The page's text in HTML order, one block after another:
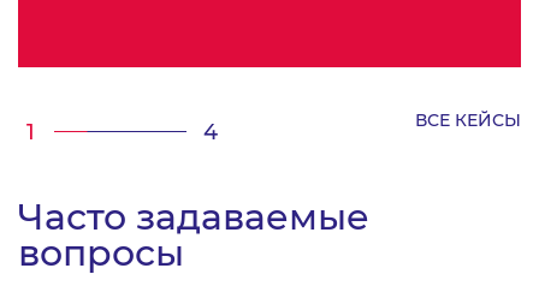
1 / 4 ВСЕ КЕЙСЫ
Часто задаваемые
вопросы